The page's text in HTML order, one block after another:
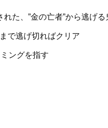
た、”金の亡者”から逃げる
で逃げ切ればクリア
ングを指す